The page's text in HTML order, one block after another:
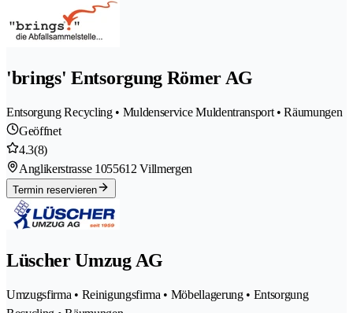
'brings' Entsorgung Römer AG
Entsorgung Recycling • Muldenservice Muldentransport • Räumungen
Geöffnet
4.3(8)
Anglikerstrasse 1055612 Villmergen
Termin reservieren
Lüscher Umzug AG
Umzugsfirma • Reinigungsfirma • Möbellagerung • Entsorgung